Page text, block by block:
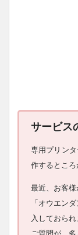
サービス
専用プリン
作するところ
最近、お客
「オウエン
入しておら